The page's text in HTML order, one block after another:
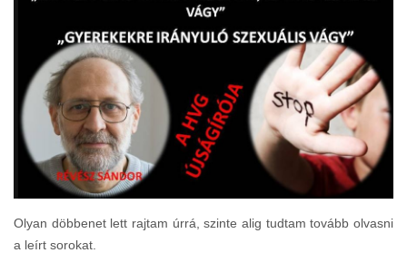
Olyan döbbenet lett rajtam úrrá, szinte alig tudtam tovább olvasni
a leírt sorokat.